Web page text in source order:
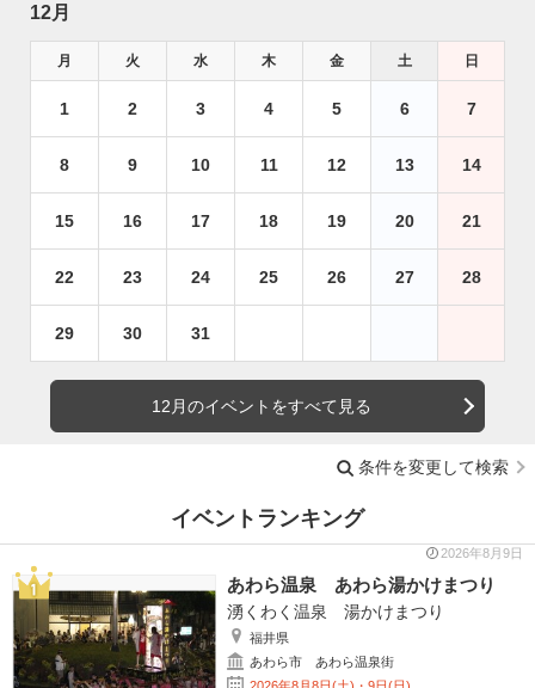
12月
月 火 水 木 金 土 日
1 2 3 4 5 6 7
8 9 10 11 12 13 14
15 16 17 18 19 20 21
22 23 24 25 26 27 28
29 30 31
12月のイベントをすべて見る
条件を変更して検索
イベントランキング
2026年8月9日
あわら温泉 あわら湯かけまつり
湧くわく温泉 湯かけまつり
福井県
あわら市 あわら温泉街